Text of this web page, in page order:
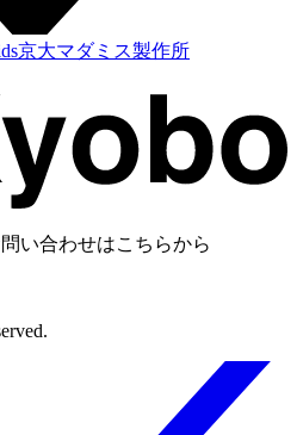
京大マダミス製作所
い合わせはこちらから